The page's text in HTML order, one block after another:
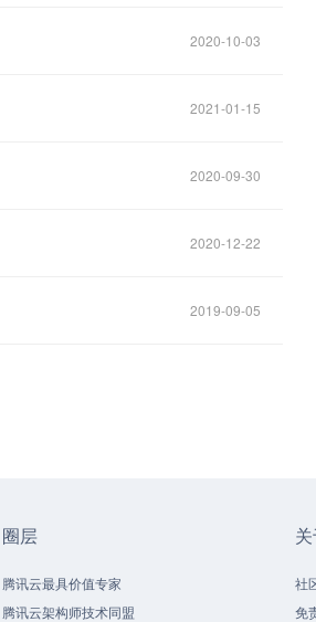
2020-10-03
2021-01-15
2020-09-30
2020-12-22
2019-09-05
圈层
腾讯云最具价值专家
腾讯云架构师技术同盟
社
免